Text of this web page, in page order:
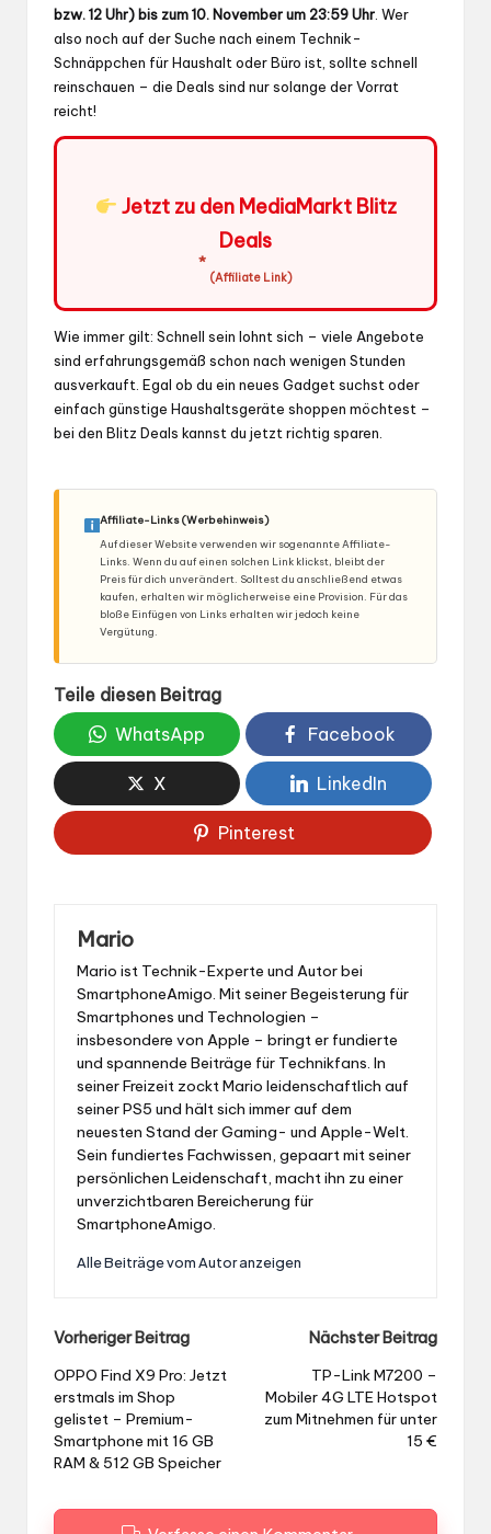
bzw. 12 Uhr) bis zum 10. November um 23:59 Uhr . Wer
also noch auf der Suche nach einem Technik-
Schnäppchen für Haushalt oder Büro ist, sollte schnell
reinschauen – die Deals sind nur solange der Vorrat
reicht!
Jetzt zu den MediaMarkt Blitz
Deals
*
(Affiliate Link)
Wie immer gilt: Schnell sein lohnt sich – viele Angebote
sind erfahrungsgemäß schon nach wenigen Stunden
ausverkauft. Egal ob du ein neues Gadget suchst oder
einfach günstige Haushaltsgeräte shoppen möchtest –
bei den Blitz Deals kannst du jetzt richtig sparen.
Affiliate-Links (Werbehinweis)
Auf dieser Website verwenden wir sogenannte Affiliate-
Links. Wenn du auf einen solchen Link klickst, bleibt der
Preis für dich unverändert. Solltest du anschließend etwas
kaufen, erhalten wir möglicherweise eine Provision. Für das
bloße Einfügen von Links erhalten wir jedoch keine
Vergütung.
Teile diesen Beitrag
WhatsApp
Facebook
X LinkedIn
Pinterest
Mario
Mario ist Technik-Experte und Autor bei
SmartphoneAmigo. Mit seiner Begeisterung für
Smartphones und Technologien –
insbesondere von Apple – bringt er fundierte
und spannende Beiträge für Technikfans. In
seiner Freizeit zockt Mario leidenschaftlich auf
seiner PS5 und hält sich immer auf dem
neuesten Stand der Gaming- und Apple-Welt.
Sein fundiertes Fachwissen, gepaart mit seiner
persönlichen Leidenschaft, macht ihn zu einer
unverzichtbaren Bereicherung für
SmartphoneAmigo.
Alle Beiträge vom Autor anzeigen
Post
navigation
Vorheriger Beitrag
OPPO Find X9 Pro: Jetzt
erstmals im Shop
gelistet – Premium-
Smartphone mit 16 GB
RAM & 512 GB Speicher
Nächster Beitrag
TP-Link M7200 –
Mobiler 4G LTE Hotspot
zum Mitnehmen für unter
15 €